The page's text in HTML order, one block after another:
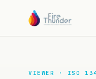
VIEWER · ISO